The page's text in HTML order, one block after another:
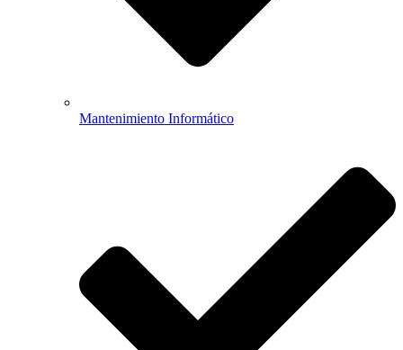
Mantenimiento Informático